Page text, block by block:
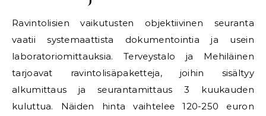
Ravintolisien vaikutusten objektiivinen seuranta
vaatii systemaattista dokumentointia ja usein
laboratoriomittauksia. Terveystalo ja Mehiläinen
tarjoavat ravintolisäpaketteja, joihin sisältyy
alkumittaus ja seurantamittaus 3 kuukauden
kuluttua. Näiden hinta vaihtelee 120-250 euron